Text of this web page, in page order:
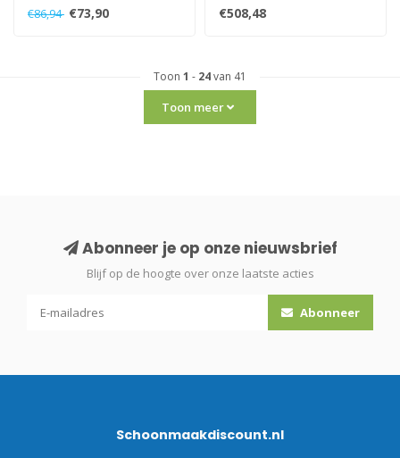
kleine tot gemiddelde
€86,94 €73,90
De langste steel uit de serie:
€508,48
Toon 1 - 24van 41
Toon meer
Abonneer je op onze nieuwsbrief
Blijf op de hoogte over onze laatste acties
Abonneer
Schoonmaakdiscount.nl